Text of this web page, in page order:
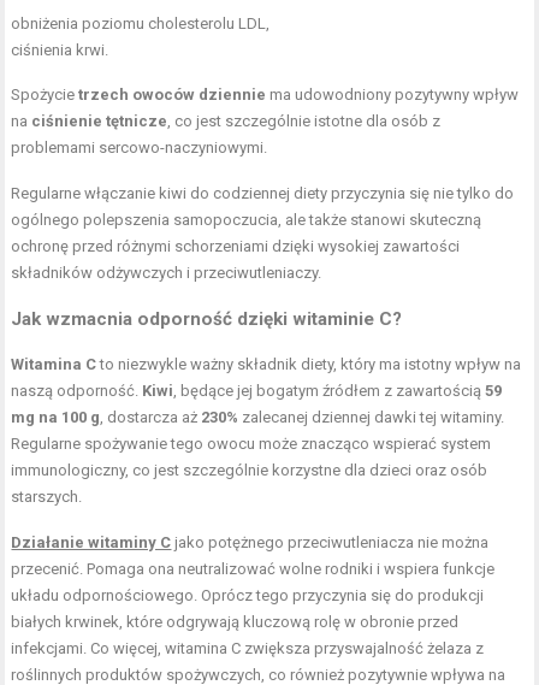
obniżenia poziomu cholesterolu LDL,
ciśnienia krwi.
Spożycietrzech owoców dziennie ma udowodniony pozytywny wpływ
na ciśnienie tętnicze , co jest szczególnie istotne dla osób z
problemami sercowo-naczyniowymi.
Regularne włączanie kiwi do codziennej diety przyczynia się nie tylko do
ogólnego polepszenia samopoczucia, ale także stanowi skuteczną
ochronę przed różnymi schorzeniami dzięki wysokiej zawartości
składników odżywczych i przeciwutleniaczy.
Jak wzmacnia odporność dzięki witaminie C?
Witamina Cto niezwykle ważny składnik diety, który ma istotny wpływ na
naszą odporność. Kiwi , będące jej bogatym źródłem z zawartością59
mg na 100 g , dostarcza aż 230% zalecanej dziennej dawki tej witaminy.
Regularne spożywanie tego owocu może znacząco wspierać system
immunologiczny, co jest szczególnie korzystne dla dzieci oraz osób
starszych.
Działanie witaminy C jako potężnego przeciwutleniacza nie można
przecenić. Pomaga ona neutralizować wolne rodniki i wspiera funkcje
układu odpornościowego. Oprócz tego przyczynia się do produkcji
białych krwinek, które odgrywają kluczową rolę w obronie przed
infekcjami. Co więcej, witamina C zwiększa przyswajalność żelaza z
roślinnych produktów spożywczych, co również pozytywnie wpływa na